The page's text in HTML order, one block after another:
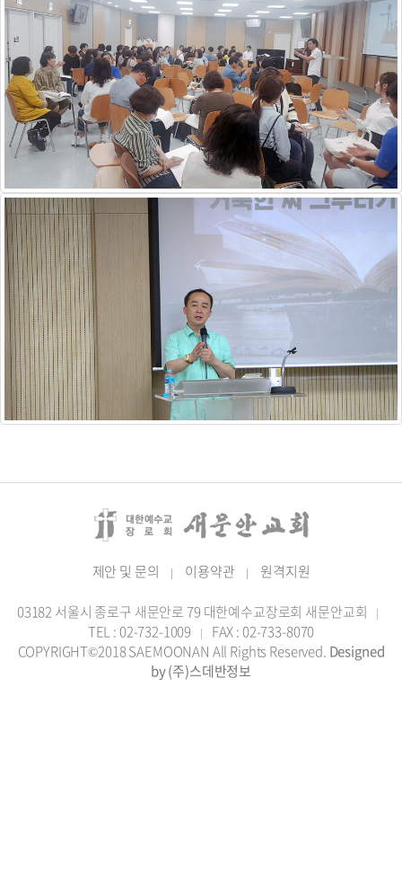
제안 및 문의 | 이용약관 | 원격지원
03182 서울시 종로구 새문안로 79 대한예수교장로회 새문안교회 |
TEL : 02-732-1009 |
FAX : 02-733-8070
COPYRIGHT©2018 SAEMOONAN All Rights Reserved. Designed
by (주)스데반정보